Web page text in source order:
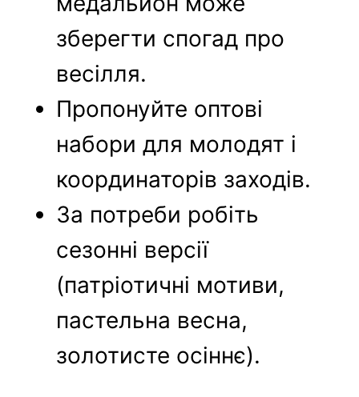
зберегти спогад про
весілля.
Пропонуйте оптові
набори для молодят і
координаторів заходів.
За потреби робіть
сезонні версії
(патріотичні мотиви,
пастельна весна,
золотисте осіннє).